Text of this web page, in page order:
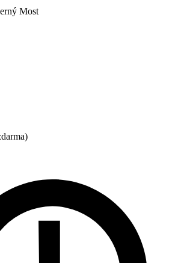
Most